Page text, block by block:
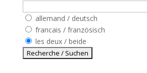
allemand / deutsch
francais / französisch
les deux / beide